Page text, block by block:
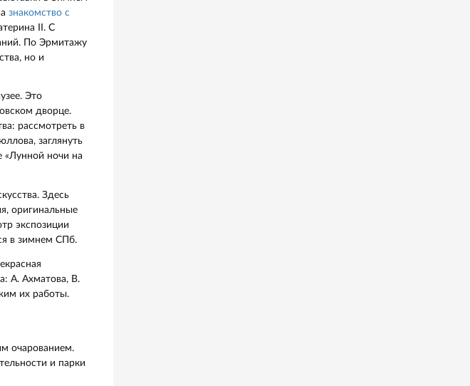
А лучшие места
и «Лицедеи».
можно посмотреть
музыкальных клубах.
Вдруг ваше
новые выставки в Зимнем
день на
еще Екатерина II. С
9 зданий. По Эрмитажу
искусства, но и
в Русском музее. Это
искусства: рассмотреть в
Помпеи» Брюллова, заглянуть
очарование «Лунной ночи на